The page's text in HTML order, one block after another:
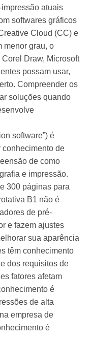
atuais
softwares gráficos
Cloud (CC) e
menor grau, o
Draw, Microsoft
possam usar,
Compreender os
soluções quando
software”) é
conhecimento de
de como
e impressão.
300 páginas para
B1 não é
de pré-
e fazem ajustes
sua aparência
têm conhecimento
dos requisitos de
fatores afetam
é
de alta
empresa de
é